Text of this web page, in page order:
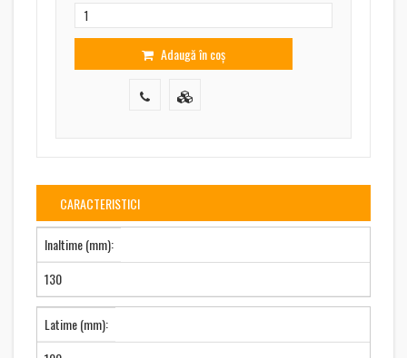
Adaugă în coș
CARACTERISTICI
Inaltime (mm):
130
Latime (mm):